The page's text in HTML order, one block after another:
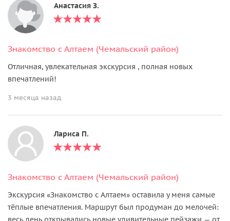
Анастасия З.
Знакомство с Алтаем (Чемальский район)
Отличная, увлекательная экскурсия , полная новых
впечатлений!
3 месяца назад
Лариса П.
Знакомство с Алтаем (Чемальский район)
Экскурсия «Знакомство с Алтаем» оставила у меня самые
тёплые впечатления. Маршрут был продуман до мелочей: